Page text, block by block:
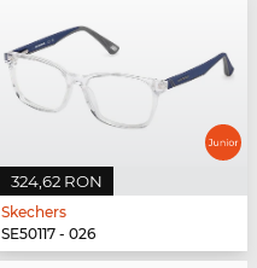
324,62 RON
Skechers
SE50117 - 026